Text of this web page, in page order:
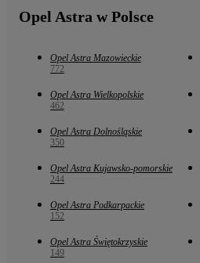
Opel Astra w Polsce
Opel Astra Mazowieckie
772
Opel Astra Wielkopolskie
462
Opel Astra Dolnośląskie
350
Opel Astra Kujawsko-pomorskie
244
Opel Astra Podkarpackie
152
Opel Astra Świętokrzyskie
149